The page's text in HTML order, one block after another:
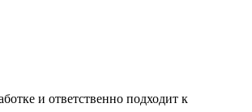
и ответственно подходит к